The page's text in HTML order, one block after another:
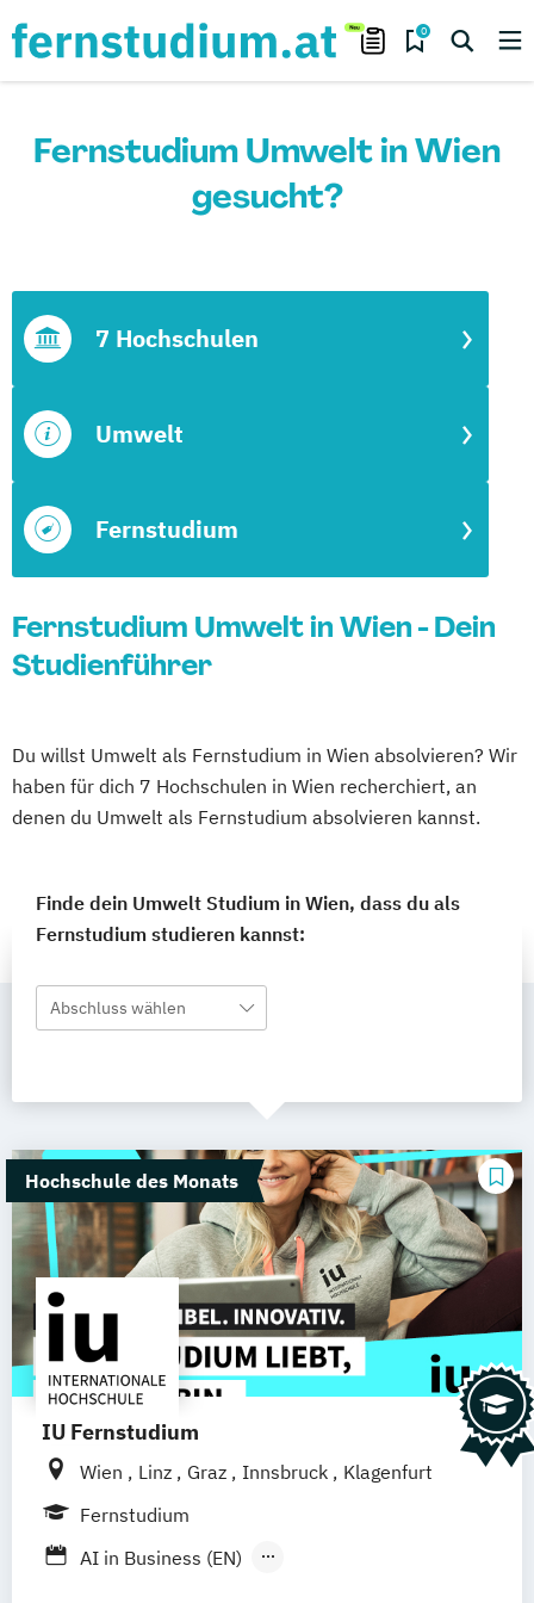
0
Fernstudium Umwelt in Wien
gesucht?
Fernstudium
Umwelt
7 Hochschulen
Fernstudium Umwelt in Wien - Dein
Studienführer
Du willst Umwelt als Fernstudium in Wien absolvieren? Wir
haben für dich 7 Hochschulen in Wien recherchiert, an
denen du Umwelt als Fernstudium absolvieren kannst.
Finde dein Umwelt Studium in Wien, dass du als
Fernstudium studieren kannst:
Abschluss wählen
Hochschule des Monats
IU Fernstudium
Wien Linz Graz Innsbruck
Klagenfurt
Fernstudium
AI in Business (EN)